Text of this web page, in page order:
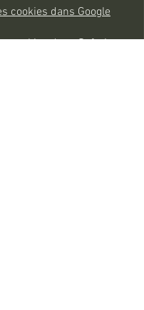
cookies dans Google
cookies dans Safari